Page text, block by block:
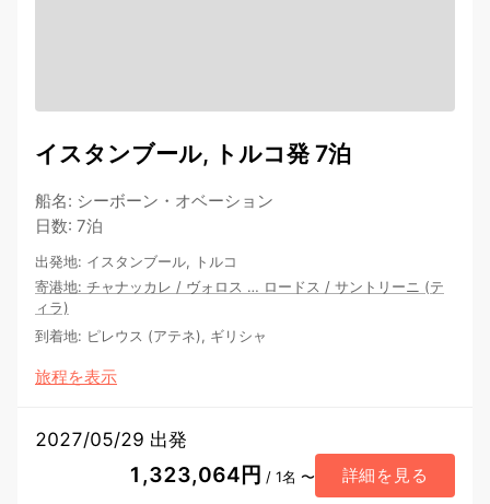
イスタンブール, トルコ発 7泊
船名: シーボーン・オベーション
日数: 7泊
出発地: イスタンブール, トルコ
寄港地: チャナッカレ / ヴォロス … ロードス / サントリーニ (テ
ィラ)
到着地: ピレウス (アテネ), ギリシャ
旅程を表示
2027/05/29 出発
1,323,064円 / 1名 〜 詳細を見る